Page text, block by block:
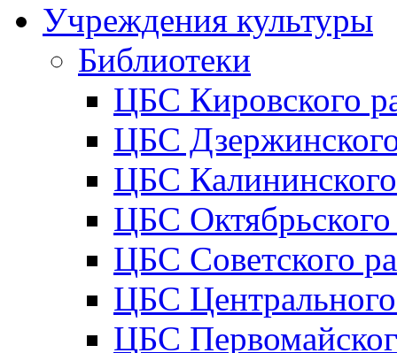
Учреждения культуры
Библиотеки
ЦБС Кировского
ЦБС
ЦБС
ЦБС
ЦБС Советского
ЦБС
ЦБС